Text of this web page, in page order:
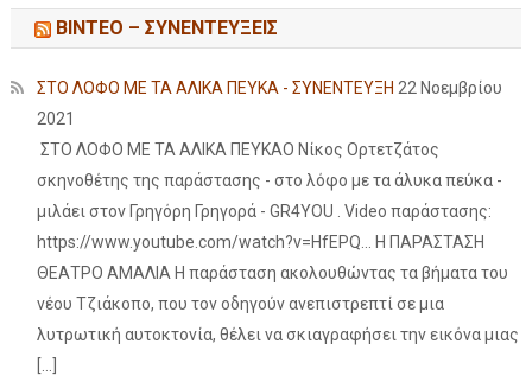
ΒΙΝΤΕΟ – ΣΥΝΕΝΤΕΥΞΕΙΣ
ΣΤΟ ΛΟΦΟ ΜΕ ΤΑ ΑΛΙΚΑ ΠΕΥΚΑ - ΣΥΝΕΝΤΕΥΞΗ 22 Νοεμβρίου
2021
ΣΤΟ ΛΟΦΟ ΜΕ ΤΑ ΑΛΙΚΑ ΠΕΥΚΑΟ Νίκος Ορτετζάτος
σκηνοθέτης της παράστασης - στο λόφο με τα άλυκα πεύκα -
μιλάει στον Γρηγόρη Γρηγορά - GR4YOU . Video παράστασης:
https://www.youtube.com/watch?v=HfEPQ... Η ΠΑΡΑΣΤΑΣΗ
ΘΕΑΤΡΟ ΑΜΑΛΙΑ Η παράσταση ακολουθώντας τα βήματα του
νέου Τζιάκοπο, που τον οδηγούν ανεπιστρεπτί σε μια
λυτρωτική αυτοκτονία, θέλει να σκιαγραφήσει την εικόνα μιας